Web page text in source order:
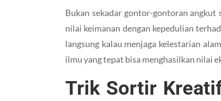
Bukan sekadar gontor-gontoran
nilai keimanan dengan kepedulian
langsung kalau menjaga kelestarian
ilmu yang tepat bisa menghasilkan nilai
Trik Sortir